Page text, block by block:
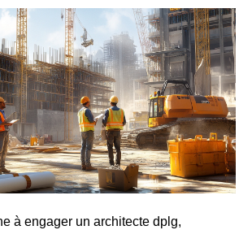
à engager un architecte dplg,